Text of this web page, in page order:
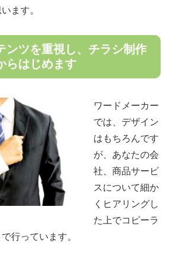
ます。
ンツを重視し、チラシ制作
らはじめます
ワードメーカー
では、デザイン
はもちろんです
が、あなたの会
社、商品サービ
スについて細か
くヒアリングし
た上でコピーラ
行っています。